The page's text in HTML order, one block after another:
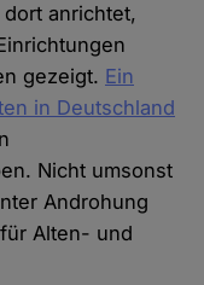
anrichtet,
gezeigt. Ein
in Deutschland
Nicht umsonst
Androhung
Alten- und